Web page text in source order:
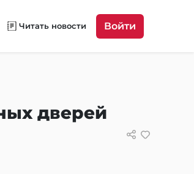
Читать новости Войти
дверей